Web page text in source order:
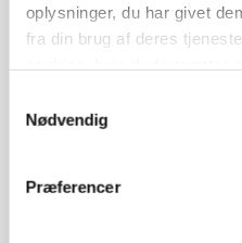
oplysninger, du har givet
fra din brug af deres
Nødvendig
Præferencer
MARKED
Olieprisfald og